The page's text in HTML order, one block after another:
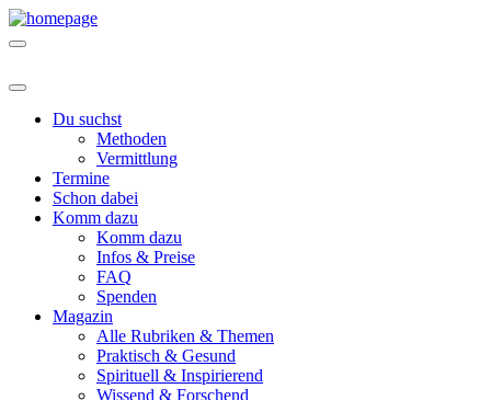
Du suchst
Methoden
Vermittlung
Termine
Schon dabei
Komm dazu
Komm dazu
Infos & Preise
FAQ
Spenden
Magazin
Alle Rubriken & Themen
Praktisch & Gesund
Spirituell & Inspirierend
Wissend & Forschend